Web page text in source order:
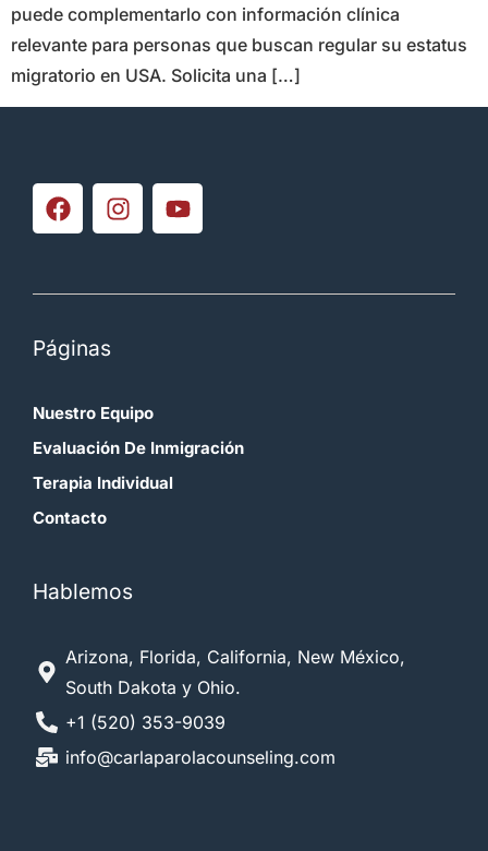
puede complementarlo con información clínica
relevante para personas que buscan regular su estatus
migratorio en USA. Solicita una […]
Páginas
Nuestro Equipo
Evaluación De Inmigración
Terapia Individual
Contacto
Hablemos
Arizona, Florida, California, New México,
South Dakota y Ohio.
+1 (520) 353-9039
info@carlaparolacounseling.com